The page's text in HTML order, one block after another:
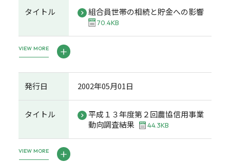
タイトル 組合員世帯の相続と貯金への影響
70.4KB
VIEW MORE
発行日 2002年05月01日
タイトル
平成１３年度第２回農協信用事業
動向調査結果
44.3KB
VIEW MORE